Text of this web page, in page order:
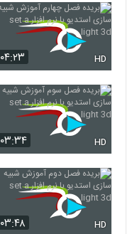
۰۴:۲۳ HD
۰۳:۳۴ HD
۰۳:۴۸ HD